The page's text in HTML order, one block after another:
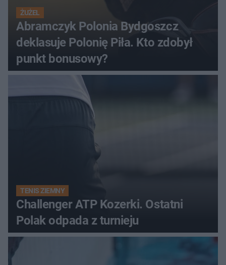
ŻUŻEL
Abramczyk Polonia Bydgoszcz
deklasuje Polonię Piła. Kto zdobył
punkt bonusowy?
TENIS ZIEMNY
Challenger ATP Kozerki. Ostatni
Polak odpada z turnieju